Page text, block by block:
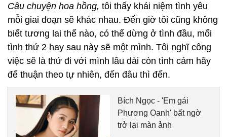
Câu chuyện hoa hồng, tôi thấy khái niệm tình yêu
mỗi giai đoạn sẽ khác nhau. Đến giờ tôi cũng không
biết tương lai thế nào, có thể dừng ở tình đầu, mối
tình thứ 2 hay sau này sẽ một mình. Tôi nghĩ công
việc sẽ là thứ đi với mình lâu dài còn tình cảm hãy
để thuận theo tự nhiên, đến đâu thì đến.
Bích Ngọc - 'Em gái
Phương Oanh' bất ngờ
trở lại màn ảnh